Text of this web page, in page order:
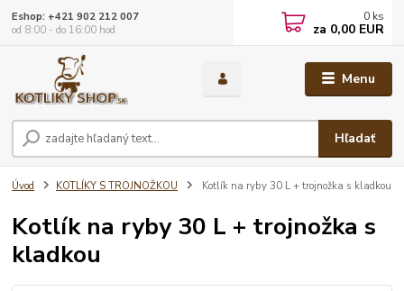
Menu
Hľadať
Eshop: +421 902 212 007
od 8:00 - do 16:00 hod
0 ks
za 0,00 EUR
Úvod KOTLÍKY S TROJNOŽKOU Kotlík na ryby 30 L + trojnožka s kladkou
Kotlík na ryby 30 L + trojnožka s
kladkou